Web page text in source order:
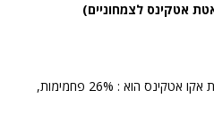
אטקינס לצמחוניים)
שיעור החלבונים והפחמימות בדיאטת אקו אטקינס הוא : 26% פחמימות,